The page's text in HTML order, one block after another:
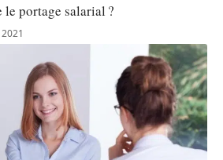
portage salarial ?